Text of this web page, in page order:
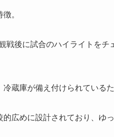
徴。
戦後に試合のハイライトを
蔵庫が備え付けられている
広めに設計されており、ゆ